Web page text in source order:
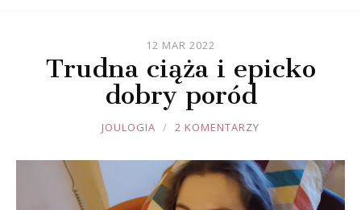
12 MAR 2022
Trudna ciąża i epicko
dobry poród
JOULE
JOULOGIA 2 KOMENTARZY